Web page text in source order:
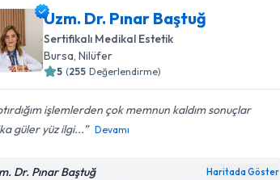
Uzm. Dr. Pınar Baştuğ
Sertifikalı Medikal Estetik
Bursa , Nilüfer
5 (255 Değerlendirme)
işlemlerden çok memnun kaldım sonuçlar
güler yüz ilgi...
Devamı
Dr. Pınar Baştuğ Haritada Göster